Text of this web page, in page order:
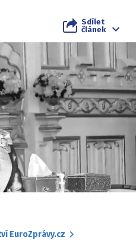
Sdílet
článek
EuroZprávy.cz